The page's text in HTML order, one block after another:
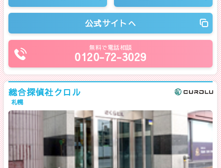
公式サイトへ
無料で電話相談
0120-72-3029
総合探偵社クロル
札幌